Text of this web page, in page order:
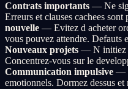
Contrats importants — Ne
Erreurs et clauses cachees sont
nouvelle — Evitez d acheter
vous pouvez attendre. Defauts
Nouveaux projets — N initiez
Concentrez-vous sur le
Communication impulsive —
emotionnels. Dormez dessus et